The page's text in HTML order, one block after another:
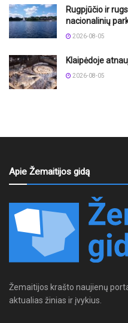
Rugpjūčio ir
nacionalinių
2026-08-05
Klaipėdoje
2026-08-05
Apie Žemaitijos gidą
Žemaitijos krašto naujienų
aktualias žinias ir įvykius.